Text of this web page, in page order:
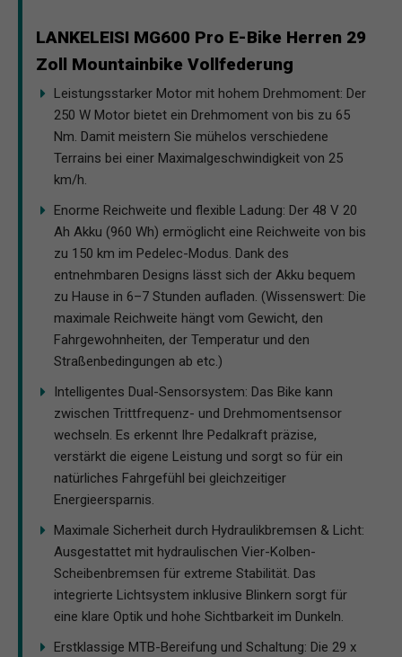
LANKELEISI MG600 Pro E-Bike Herren 29
Zoll Mountainbike Vollfederung
Leistungsstarker Motor mit hohem Drehmoment: Der
250 W Motor bietet ein Drehmoment von bis zu 65
Nm. Damit meistern Sie mühelos verschiedene
Terrains bei einer Maximalgeschwindigkeit von 25
km/h.
Enorme Reichweite und flexible Ladung: Der 48 V 20
Ah Akku (960 Wh) ermöglicht eine Reichweite von bis
zu 150 km im Pedelec-Modus. Dank des
entnehmbaren Designs lässt sich der Akku bequem
zu Hause in 6–7 Stunden aufladen. (Wissenswert: Die
maximale Reichweite hängt vom Gewicht, den
Fahrgewohnheiten, der Temperatur und den
Straßenbedingungen ab etc.)
Intelligentes Dual-Sensorsystem: Das Bike kann
zwischen Trittfrequenz- und Drehmomentsensor
wechseln. Es erkennt Ihre Pedalkraft präzise,
verstärkt die eigene Leistung und sorgt so für ein
natürliches Fahrgefühl bei gleichzeitiger
Energieersparnis.
Maximale Sicherheit durch Hydraulikbremsen & Licht:
Ausgestattet mit hydraulischen Vier-Kolben-
Scheibenbremsen für extreme Stabilität. Das
integrierte Lichtsystem inklusive Blinkern sorgt für
eine klare Optik und hohe Sichtbarkeit im Dunkeln.
Erstklassige MTB-Bereifung und Schaltung: Die 29 x